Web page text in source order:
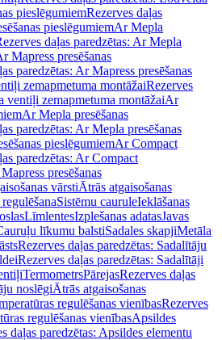
pieslēgumiemRezerves daļas
pieslēgumiemAr Mepla
daļas paredzētas: Ar Mepla
Mapress presēšanas
paredzētas: Ar Mapress presēšanas
zemapmetuma montāžaiRezerves
ventiļi zemapmetuma montāžaiAr
Ar Mepla presēšanas
paredzētas: Ar Mepla presēšanas
pieslēgumiemAr Compact
paredzētas: Ar Compact
presēšanas
vārstiĀtrās atgaisošanas
Sistēmu cauruleIeklāšanas
LīmlentesIzplešanas adatasJavas
līkumu balstiSadales skapjiMetāla
Rezerves daļas paredzētas: Sadalītāju
Rezerves daļas paredzētas: Sadalītāji
TermometrsPārejasRezerves daļas
noslēgiĀtrās atgaisošanas
regulēšanas vienībasRezerves
regulēšanas vienībasApsildes
daļas paredzētas: Apsildes elementu